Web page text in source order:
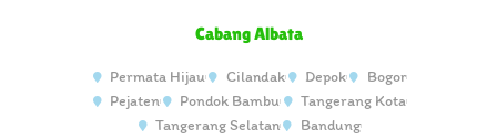
Cabang Albata
Permata Hijau Cilandak Depok
Bogor
Pejaten
Pondok Bambu
Tangerang Kota
Tangerang Selatan
Bandung